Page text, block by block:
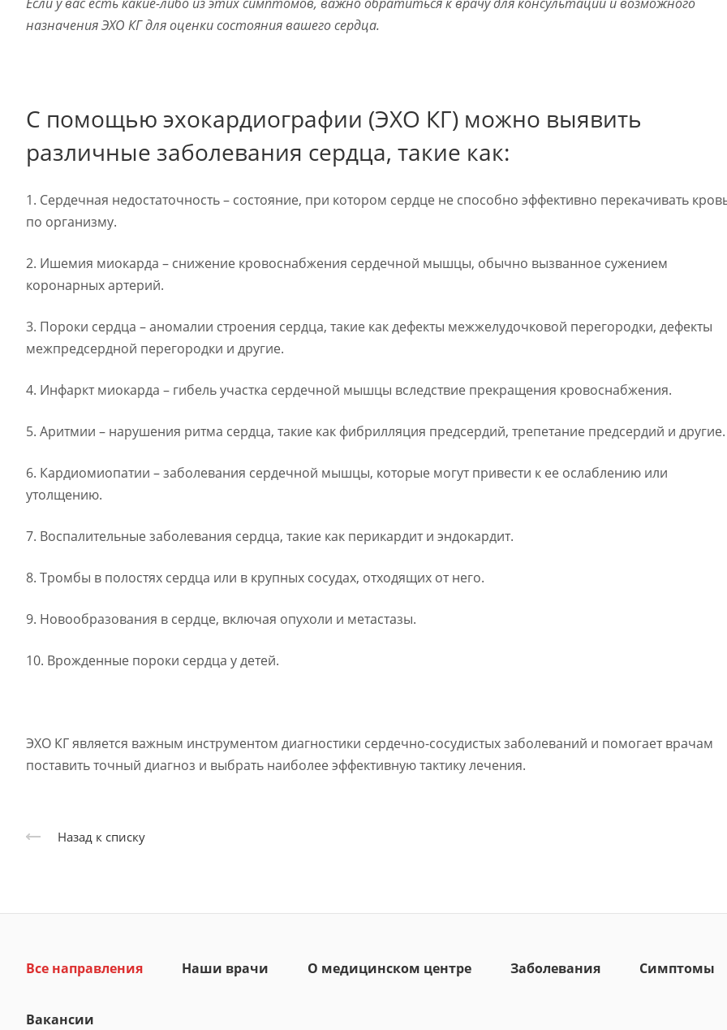
назначения ЭХО КГ для оценки состояния вашего сердца.
С помощью эхокардиографии (ЭХО КГ) можно выявить
различные заболевания сердца, такие как:
1. Сердечная недостаточность – состояние, при котором сердце не способно эффективно перекачивать
по организму.
2. Ишемия миокарда – снижение кровоснабжения сердечной мышцы, обычно вызванное сужением
коронарных артерий.
3. Пороки сердца – аномалии строения сердца, такие как дефекты межжелудочковой перегородки, дефекты
межпредсердной перегородки и другие.
4. Инфаркт миокарда – гибель участка сердечной мышцы вследствие прекращения кровоснабжения.
5. Аритмии – нарушения ритма сердца, такие как фибрилляция предсердий, трепетание предсердий и другие.
6. Кардиомиопатии – заболевания сердечной мышцы, которые могут привести к ее ослаблению или
утолщению.
7. Воспалительные заболевания сердца, такие как перикардит и эндокардит.
8. Тромбы в полостях сердца или в крупных сосудах, отходящих от него.
9. Новообразования в сердце, включая опухоли и метастазы.
10. Врожденные пороки сердца у детей.
ЭХО КГ является важным инструментом диагностики сердечно-сосудистых заболеваний и помогает врачам
поставить точный диагноз и выбрать наиболее эффективную тактику лечения.
Назад к списку
Все направления Наши врачи О медицинском центре Заболевания Симптомы
Вакансии